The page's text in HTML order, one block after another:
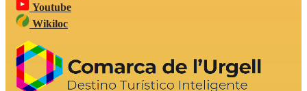
Youtube
Wikiloc